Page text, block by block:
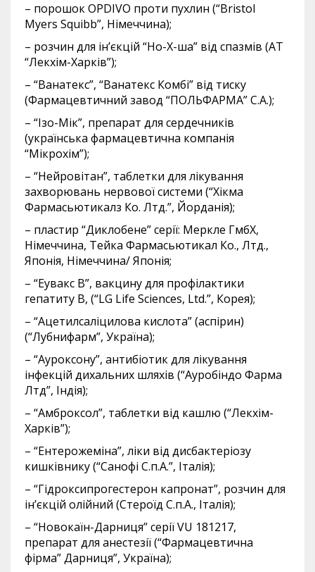
– порошок OPDIVO проти пухлин (“Bristol
Myers Squibb”, Німеччина);
– розчин для ін’єкцій “Но-Х-ша” від спазмів (АТ
“Лекхім-Харків”);
– “Ванатекс”, “Ванатекс Комбі” від тиску
(Фармацевтичний завод “ПОЛЬФАРМА” С.А.);
– “Ізо-Мік”, препарат для сердечників
(українська фармацевтична компанія
“Мікрохім”);
– “Нейровітан”, таблетки для лікування
захворювань нервової системи (“Хікма
Фармасьютикалз Ко. Лтд.”, Йорданія);
– пластир “Диклобене” серії: Меркле ГмбХ,
Німеччина, Тейка Фармасьютикал Ко., Лтд.,
Японія, Німеччина/ Японія;
– “Еувакс В”, вакцину для профілактики
гепатиту В, (“LG Life Sciences, Ltd.”, Корея);
– “Ацетилсаліцилова кислота” (аспірин)
(“Лубнифарм”, Україна);
– “Ауроксону”, антибіотик для лікування
інфекцій дихальних шляхів (“Ауробіндо Фарма
Лтд”, Індія);
– “Амброксол”, таблетки від кашлю (“Лекхім-
Харків”);
– “Ентерожеміна”, ліки від дисбактеріозу
кишківнику (“Санофі С.п.A.”, Італія);
– “Гідроксипрогестерон капронат”, розчин для
ін’єкцій олійний (Стероїд C.п.А., Італія);
– “Новокаїн-Дарниця” серії VU 181217,
препарат для анестезії (“Фармацевтична
фірма” Дарниця”, Україна);